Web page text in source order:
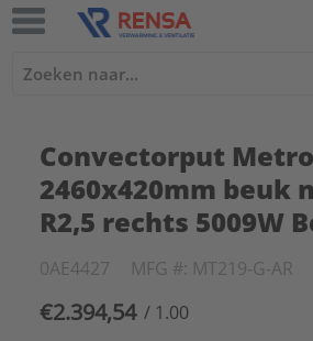
Convectorput Metro
2460x420mm beuk
R2,5 rechts 5009W
0AE4427 MFG #: MT219-G-AR
€2.394,54 / 1.00